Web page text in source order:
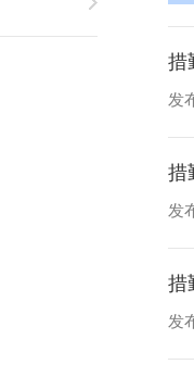
措
发
措
发
措
发